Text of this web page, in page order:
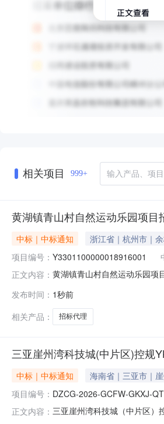
相关项目 999+
黄湖镇青山村自然运动乐园项
中标｜中标通知 浙江省｜杭州市｜
项目编号： Y3301100000018916001
正文内容： 黄湖镇青山村自然运动乐园项
金额）工期项目负责人杭州
发布时间： 1秒前
相关产品：
招标代理
三亚崖州湾科技城(中片区)控规
中标｜中标通知 海南省｜三亚市｜
项目编号： DZCG-2026-GCFW-GKXJ-
正文内容： 三亚崖州湾科技城（中片区）